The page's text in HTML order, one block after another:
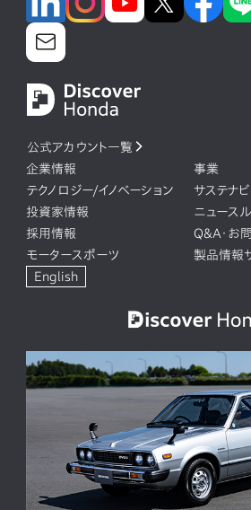
公式アカウント一覧
企業情報
事業
テクノロジー/イノベーション
サステナビ
投資家情報
ニュース
採用情報
Q&A・お
モータースポーツ
製品情報
English